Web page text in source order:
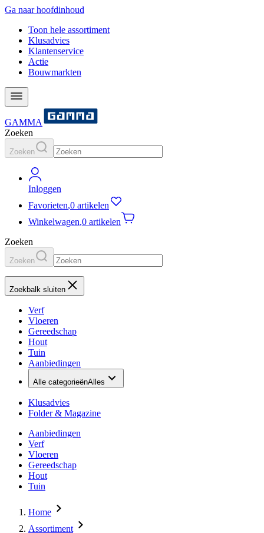
Ga naar hoofdinhoud
Toon hele assortiment
Klusadvies
Klantenservice
Actie
Bouwmarkten
GAMMA
Zoeken
Zoeken
Inloggen
Favorieten,0 artikelen
Winkelwagen,0 artikelen
Zoeken
Zoeken
Zoekbalk sluiten
Verf
Vloeren
Gereedschap
Hout
Tuin
Aanbiedingen
Alle categorieënAlles
Klusadvies
Folder & Magazine
Aanbiedingen
Verf
Vloeren
Gereedschap
Hout
Tuin
Home
Assortiment